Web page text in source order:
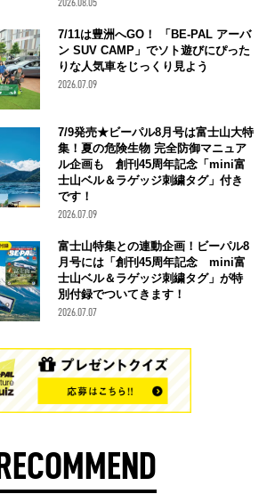
2026.08.05
7/11は豊洲へGO！ 「BE-PAL アーバ
ン SUV CAMP」でソト遊びにぴった
りな人気車をじっくり見よう
2026.07.09
7/9発売★ビーパル8月号は富士山大特
集！夏の危険生物 完全防御マニュア
ル企画も 創刊45周年記念「mini富
士山ベル＆ラゲッジ刺繍タグ」付き
です！
2026.07.09
富士山特集との連動企画！ビーパル8
月号には「創刊45周年記念 mini富
士山ベル＆ラゲッジ刺繍タグ」が特
別付録でついてきます！
2026.07.07
RECOMMEND